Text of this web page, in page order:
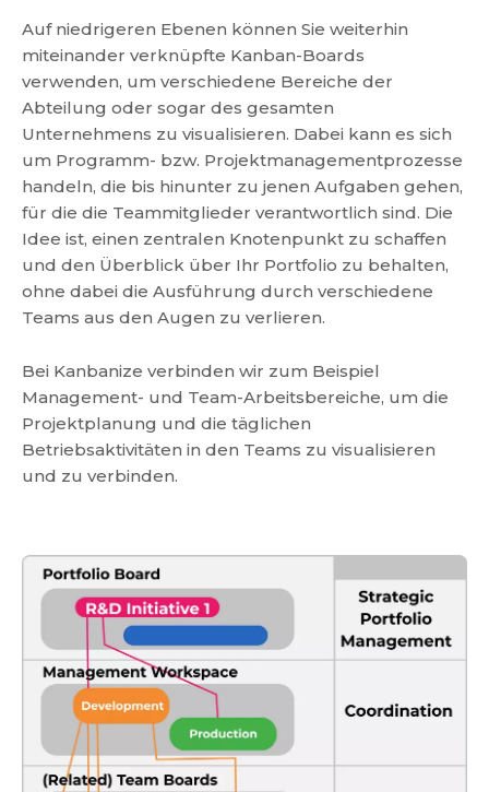
Auf niedrigeren Ebenen können Sie weiterhin
miteinander verknüpfte Kanban-Boards
verwenden, um verschiedene Bereiche der
Abteilung oder sogar des gesamten
Unternehmens zu visualisieren. Dabei kann es sich
um Programm- bzw. Projektmanagementprozesse
handeln, die bis hinunter zu jenen Aufgaben gehen,
für die die Teammitglieder verantwortlich sind. Die
Idee ist, einen zentralen Knotenpunkt zu schaffen
und den Überblick über Ihr Portfolio zu behalten,
ohne dabei die Ausführung durch verschiedene
Teams aus den Augen zu verlieren.
Bei Kanbanize verbinden wir zum Beispiel
Management- und Team-Arbeitsbereiche, um die
Projektplanung und die täglichen
Betriebsaktivitäten in den Teams zu visualisieren
und zu verbinden.